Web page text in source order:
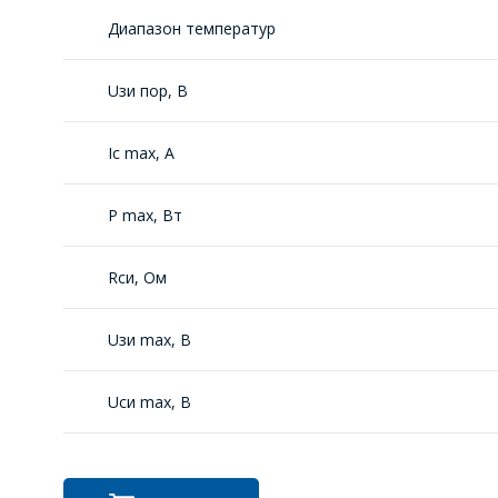
Диапазон температур
Uзи пор, В
Ic max, A
P max, Вт
Rси, Oм
Uзи max, В
Uси max, В